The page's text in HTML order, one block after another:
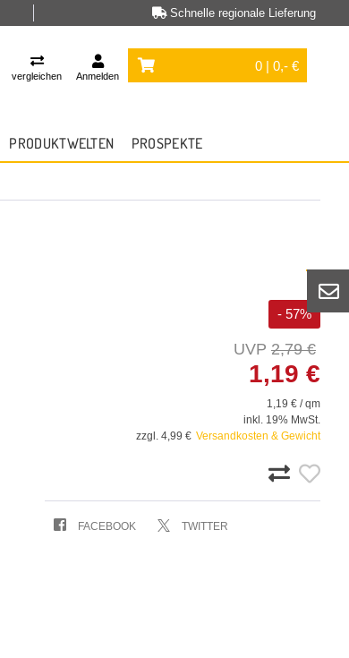
Schnelle regionale Lieferung
vergleichen Anmelden
0 | 0,- €
PRODUKTWELTEN PROSPEKTE
- 57%
2,79 €
1,19 €
1,19 € / qm
inkl. 19% MwSt.
zzgl. 4,99 € Versandkosten & Gewicht
FACEBOOK TWITTER